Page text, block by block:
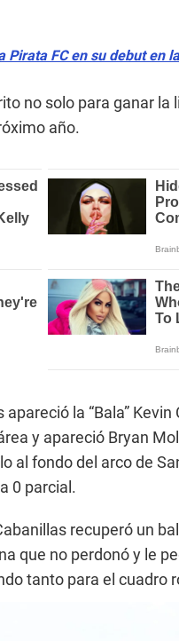
Pirata FC en su debut en
no solo para ganar la
año.
la “Bala” Kevin
y apareció Bryan
al fondo del arco de
0 parcial.
recuperó un
que no perdonó y le
tanto para el cuadro